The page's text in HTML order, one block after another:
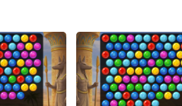
berliner Unternehmen hat sich
Support